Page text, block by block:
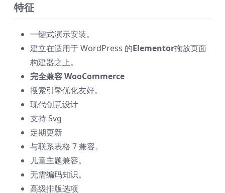
特征
一键式演示安装。
建立在适用于 WordPress 的Elementor拖放页面
构建器之上。
完全兼容 WooCommerce
搜索引擎优化友好。
现代创意设计
支持 Svg
定期更新
与联系表格 7 兼容。
儿童主题兼容。
无需编码知识。
高级排版选项